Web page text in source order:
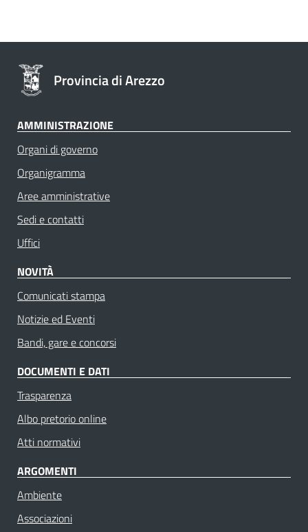
Provincia di Arezzo
AMMINISTRAZIONE
Organi di governo
Organigramma
Aree amministrative
Sedi e contatti
Uffici
NOVITÀ
Comunicati stampa
Notizie ed Eventi
Bandi, gare e concorsi
DOCUMENTI E DATI
Trasparenza
Albo pretorio online
Atti normativi
ARGOMENTI
Ambiente
Associazioni